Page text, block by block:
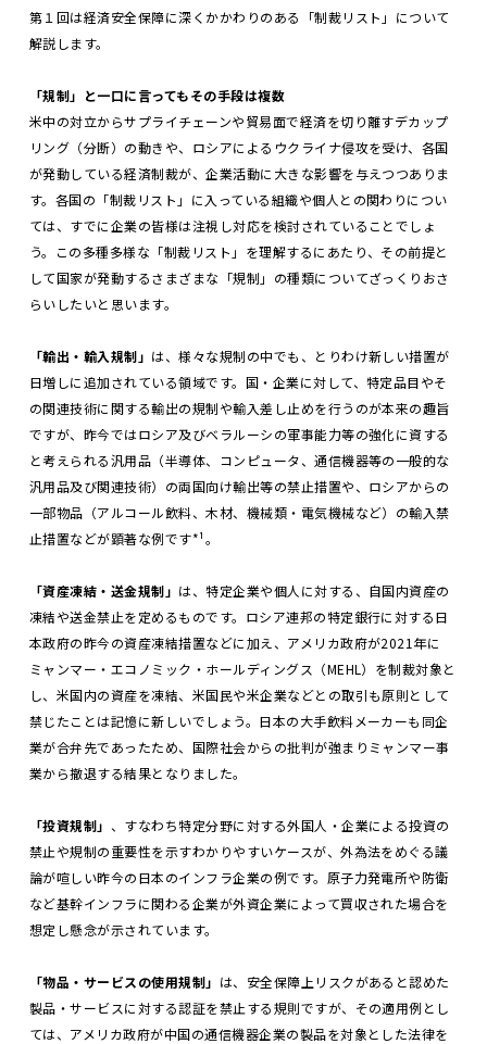
第１回は経済安全保障に深くかかわりのある「制裁リスト」について
解説します。
「規制」と一口に言ってもその手段は複数
米中の対立からサプライチェーンや貿易面で経済を切り離すデカップ
リング（分断）の動きや、ロシアによるウクライナ侵攻を受け、各国
が発動している経済制裁が、企業活動に大きな影響を与えつつありま
す。各国の「制裁リスト」に入っている組織や個人との関わりについ
ては、すでに企業の皆様は注視し対応を検討されていることでしょ
う。この多種多様な「制裁リスト」を理解するにあたり、その前提と
して国家が発動するさまざまな「規制」の種類についてざっくりおさ
らいしたいと思います。
「輸出・輸入規制」 は、様々な規制の中でも、とりわけ新しい措置が
日増しに追加されている領域です。国・企業に対して、特定品目やそ
の関連技術に関する輸出の規制や輸入差し止めを行うのが本来の趣旨
ですが、昨今ではロシア及びベラルーシの軍事能力等の強化に資する
と考えられる汎用品（半導体、コンピュータ、通信機器等の一般的な
汎用品及び関連技術）の両国向け輸出等の禁止措置や、ロシアからの
一部物品（アルコール飲料、木材、機械類・電気機械など）の輸入禁
止措置などが顕著な例です*¹。
「資産凍結・送金規制」 は、特定企業や個人に対する、自国内資産の
凍結や送金禁止を定めるものです。ロシア連邦の特定銀行に対する日
本政府の昨今の資産凍結措置などに加え、アメリカ政府が2021年に
ミャンマー・エコノミック・ホールディングス（MEHL）を制裁対象と
し、米国内の資産を凍結、米国民や米企業などとの取引も原則として
禁じたことは記憶に新しいでしょう。日本の大手飲料メーカーも同企
業が合弁先であったため、国際社会からの批判が強まりミャンマー事
業から撤退する結果となりました。
「投資規制」 、すなわち特定分野に対する外国人・企業による投資の
禁止や規制の重要性を示すわかりやすいケースが、外為法をめぐる議
論が喧しい昨今の日本のインフラ企業の例です。原子力発電所や防衛
など基幹インフラに関わる企業が外資企業によって買収された場合を
想定し懸念が示されています。
「物品・サービスの使用規制」 は、安全保障上リスクがあると認めた
製品・サービスに対する認証を禁止する規則ですが、その適用例とし
ては、アメリカ政府が中国の通信機器企業の製品を対象とした法律を